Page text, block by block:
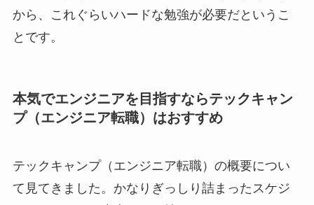
から、これぐらいハードな勉強が必要だというこ
とです。
本気でエンジニアを目指すならテックキャン
プ（エンジニア転職）はおすすめ
テックキャンプ（エンジニア転職）の概要につい
て見てきました。かなりぎっしり詰まったスケジ